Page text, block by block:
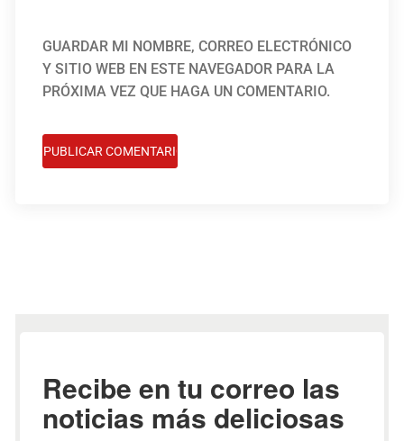
GUARDAR MI NOMBRE, CORREO ELECTRÓNICO
Y SITIO WEB EN ESTE NAVEGADOR PARA LA
PRÓXIMA VEZ QUE HAGA UN COMENTARIO.